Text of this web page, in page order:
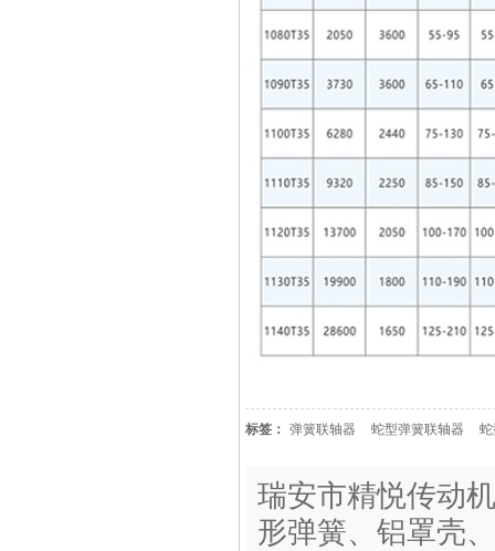
标签： 弹簧联轴器 蛇型弹簧联轴器
瑞安市精悦传动
形弹簧、铝罩壳